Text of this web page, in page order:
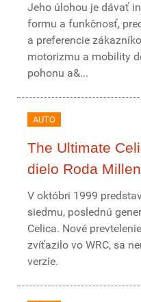
Jeho úlohou je dávať
formu a funkčnosť,
a preferencie
motorizmu a mobility
pohonu a&...
AUTO
The Ultimate
dielo Roda
V októbri 1999
siedmu, poslednú
Celica. Nové
zvíťazilo vo WRC, sa
verzie.